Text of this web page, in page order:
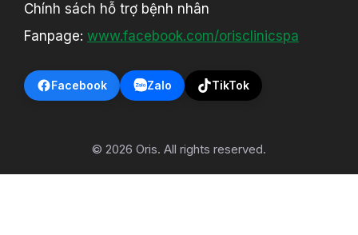
Chính sách hỗ trợ bệnh nhân
Fanpage: www.facebook.com/orisclinicspa
Facebook Zalo TikTok
© 2026 Oris. All rights reserved.